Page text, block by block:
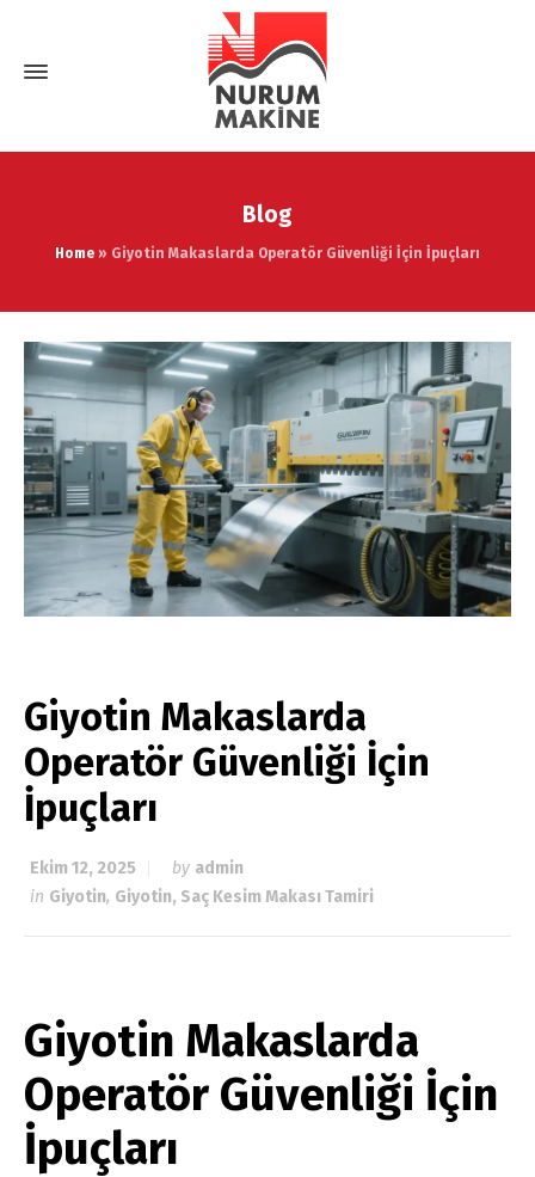
Blog
Home » Giyotin Makaslarda Operatör Güvenliği İçin İpuçları
Giyotin Makaslarda
Operatör Güvenliği İçin
İpuçları
Ekim 12, 2025 by admin
in Giyotin, Giyotin, Saç Kesim Makası Tamiri
Giyotin Makaslarda
Operatör Güvenliği İçin
İpuçları